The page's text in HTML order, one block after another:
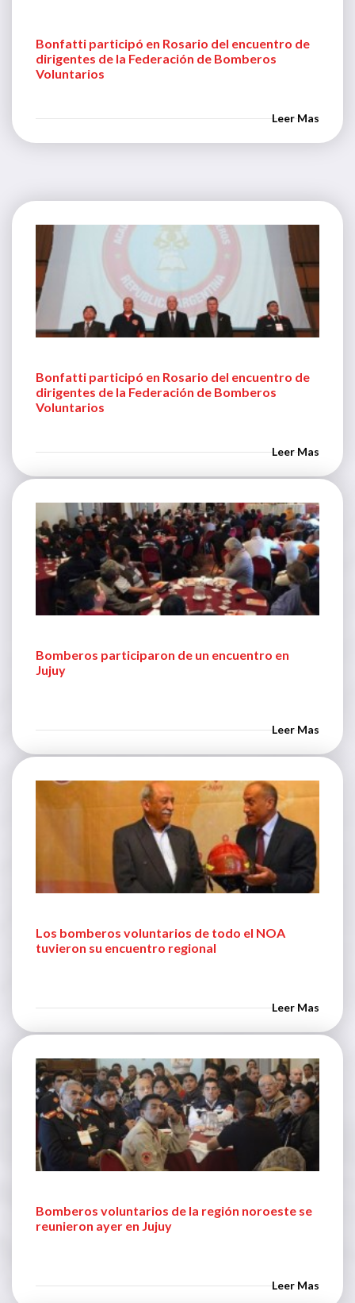
Bonfatti participó en Rosario del encuentro de
dirigentes de la Federación de Bomberos
Voluntarios
Leer Mas
Bonfatti participó en Rosario del encuentro de
dirigentes de la Federación de Bomberos
Voluntarios
Leer Mas
Bomberos participaron de un encuentro en
Jujuy
Leer Mas
Los bomberos voluntarios de todo el NOA
tuvieron su encuentro regional
Leer Mas
Bomberos voluntarios de la región noroeste se
reunieron ayer en Jujuy
Leer Mas